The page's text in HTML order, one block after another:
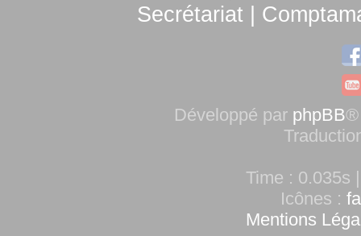
Secrétariat
Développé par phpBB®
Time : 0.035s
Icônes :
Mentions